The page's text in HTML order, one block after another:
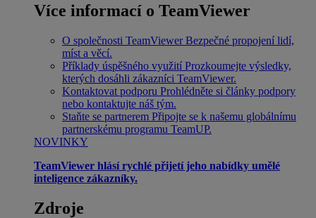
Více informací o TeamViewer
O společnosti TeamViewer Bezpečné propojení lidí,
míst a věcí.
Příklady úspěšného využití Prozkoumejte výsledky,
kterých dosáhli zákazníci TeamViewer.
Kontaktovat podporu Prohlédněte si články podpory
nebo kontaktujte náš tým.
Staňte se partnerem Připojte se k našemu globálnímu
partnerskému programu TeamUP.
NOVINKY
TeamViewer hlásí rychlé přijetí jeho nabídky umělé
inteligence zákazníky.
Zdroje